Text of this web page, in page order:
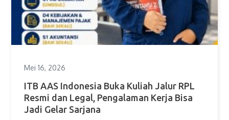
Mei 16, 2026
ITB AAS Indonesia Buka Kuliah Jalur RPL
Resmi dan Legal, Pengalaman Kerja Bisa
Jadi Gelar Sarjana